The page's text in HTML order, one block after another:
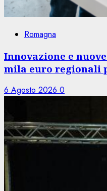
Romagna
Innovazione e
mila euro regionali
6 Agosto 2026 0